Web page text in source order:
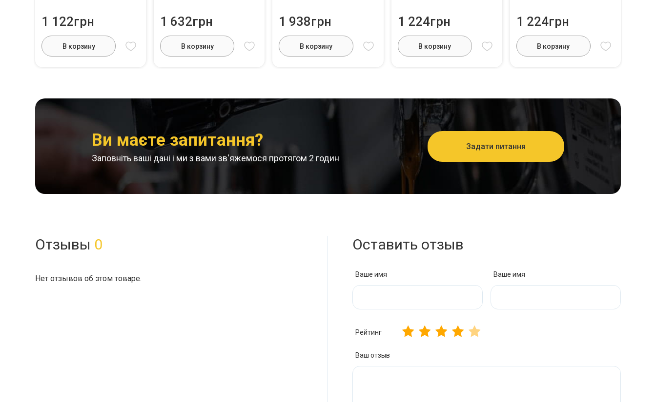
1 122грн
В корзину
1 632грн
В корзину
1 938грн
В корзину
1 224грн
В корзину
1 224грн
В корзину
Ви маєте запитання?
Заповніть ваші дані і ми з вами зв'яжемося протягом 2 годин
Задати питання
Отзывы 0
Нет отзывов об этом товаре.
Оставить отзыв
Ваше имя Ваше имя
Рейтинг
Ваш отзыв